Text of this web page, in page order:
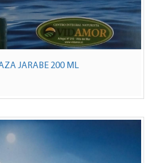
JARABE 200 ML